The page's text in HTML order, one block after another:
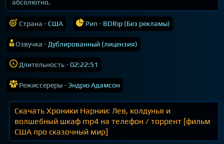
абсолютно.
Страна -США Рип - BDRip (Без рекламы)
Озвучка - Дублированный (лицензия)
Длительность -02:22:51
Режиссереры -Эндрю Адамсон
Скачать Хроники Нарнии: Лев, колдунья и
волшебный шкаф mp4 на телефон / торрент [фильм
США про сказочный мир]